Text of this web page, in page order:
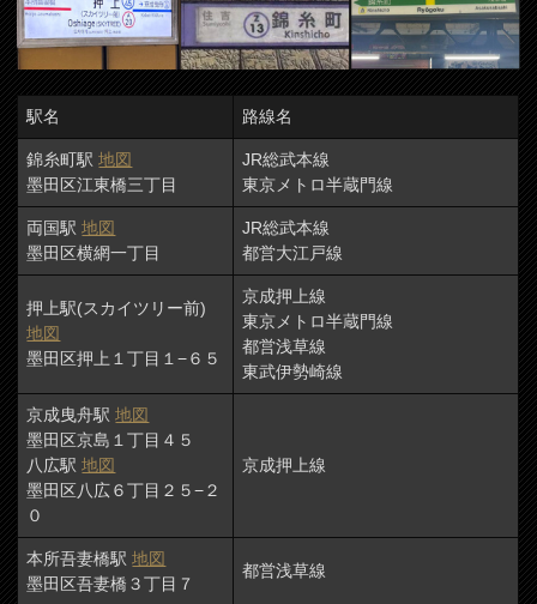
駅名 路線名
錦糸町駅地図
墨田区江東橋三丁目
JR総武本線
東京メトロ半蔵門線
両国駅地図
墨田区横網一丁目
JR総武本線
都営大江戸線
押上駅(スカイツリー前)
地図
墨田区押上１丁目１−６５
京成押上線
東京メトロ半蔵門線
都営浅草線
東武伊勢崎線
京成曳舟駅地図
墨田区京島１丁目４５
八広駅地図
墨田区八広６丁目２５−２
０
京成押上線
本所吾妻橋駅地図
墨田区吾妻橋３丁目７
都営浅草線